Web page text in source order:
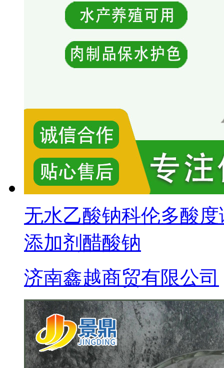
无水乙酸钠科伦多酸
添加剂醋酸钠
济南鑫越商贸有限公司